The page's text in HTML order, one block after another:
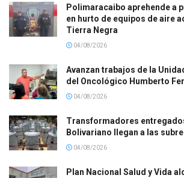
Polimaracaibo aprehende a
en hurto de equipos de aire
Tierra Negra
04/08/2026
Avanzan trabajos de la
del Oncológico Humberto
04/08/2026
Transformadores
Bolivariano llegan a las
04/08/2026
Plan Nacional Salud y Vida